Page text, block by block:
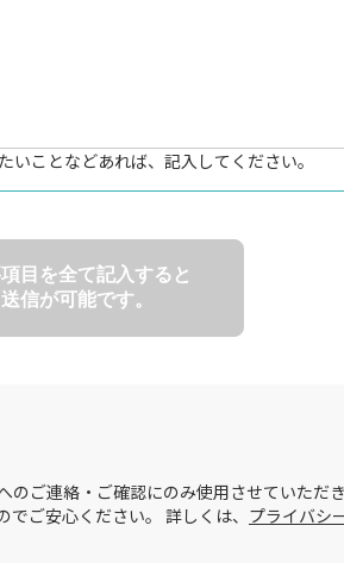
いことなどあれば、記入してください。
目を全て記入すると
送信が可能です。
ご連絡・ご確認にのみ使用させていただ
ご安心ください。 詳しくは、 プライバシ